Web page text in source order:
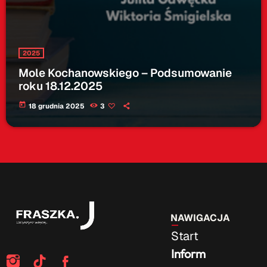
2025
Mole Kochanowskiego – Podsumowanie
roku 18.12.2025
today 18 grudnia 2025 3
Start
Inform
NAWIGACJA